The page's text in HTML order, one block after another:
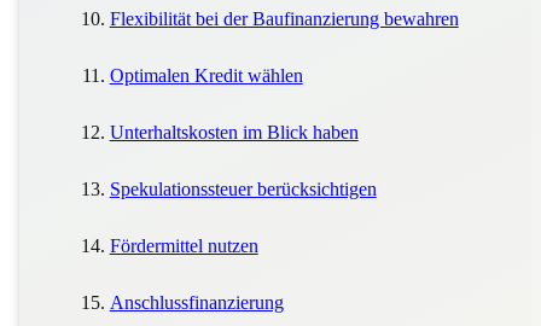
Flexibilität bei der Baufinanzierung bewahren
Optimalen Kredit wählen
Unterhaltskosten im Blick haben
Spekulationssteuer berücksichtigen
Fördermittel nutzen
Anschlussfinanzierung